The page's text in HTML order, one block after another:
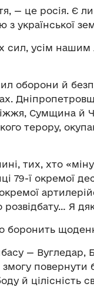
— це росія. Є
української
усім нашим
оборони й
Сумщина й
терору,
тих, хто
79-ї окремої
розвідбату… Я
боронить
— Вугледар,
повернути
й цілісність